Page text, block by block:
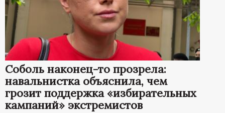
Соболь наконец-то прозрела:
навальнистка объяснила, чем
грозит поддержка «избирательных
кампаний» экстремистов